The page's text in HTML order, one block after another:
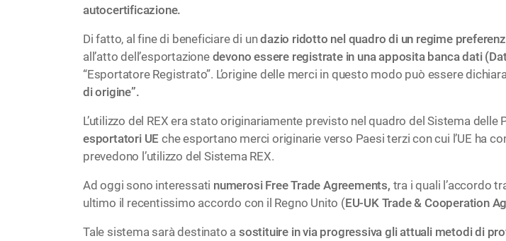
autocertificazione.
Di fatto, al fine di beneficiare di undazio ridotto nel quadro di un regime
all’atto dell’esportazione devono essere registrate in una apposita banca dati
“Esportatore Registrato”. L’origine delle merci in questo modo può essere
di origine”.
L’utilizzo del REX era stato originariamente previsto nel quadro del Sistema delle
esportatori UE che esportano merci originarie verso Paesi terzi con cui l’UE ha
prevedono l’utilizzo del Sistema REX.
Ad oggi sono interessati numerosi Free Trade Agreements, tra i quali l’accordo
ultimo il recentissimo accordo con il Regno Unito (EU-UK Trade & Cooperation
Tale sistema sarà destinato a sostituire in via progressiva gli attuali metodi di